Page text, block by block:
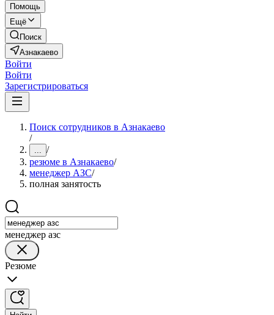
Помощь
Ещё
Поиск
Азнакаево
Войти
Войти
Зарегистрироваться
Поиск сотрудников в Азнакаево
/
... /
резюме в Азнакаево/
менеджер АЗС/
полная занятость
менеджер азс
Резюме